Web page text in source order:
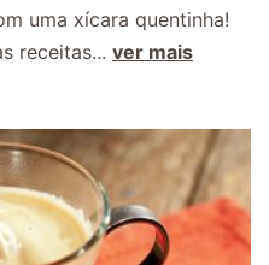
uma xícara quentinha!
receitas... ver mais